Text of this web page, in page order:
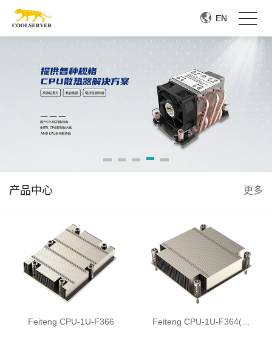
EN
EN
产品中心 更多
Feiteng CPU-1U-F366 Feiteng CPU-1U-F364(…